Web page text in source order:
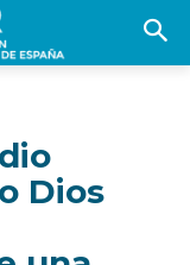
Dios